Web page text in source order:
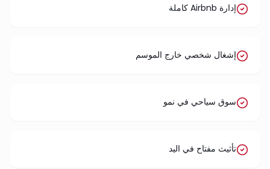
إدارة Airbnb كاملة
إشغال شخصي خارج الموسم
سوق سياحي في نمو
تأثيث مفتاح في اليد